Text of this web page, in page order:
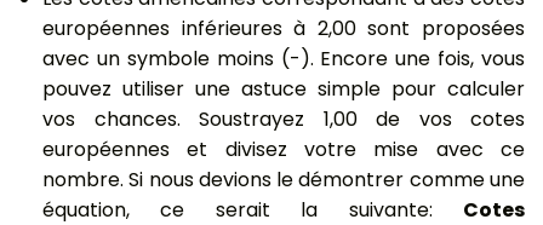
européennes inférieures à 2,00 sont proposées
avec un symbole moins (-). Encore une fois, vous
pouvez utiliser une astuce simple pour calculer
vos chances. Soustrayez 1,00 de vos cotes
européennes et divisez votre mise avec ce
nombre. Si nous devions le démontrer comme une
équation, ce serait la suivante: Cotes